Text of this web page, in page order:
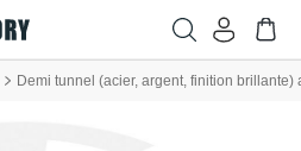
Demi tunnel (acier, argent, finition